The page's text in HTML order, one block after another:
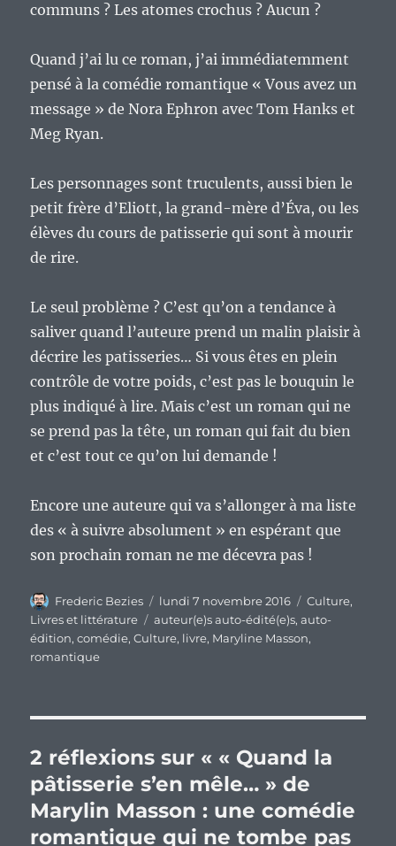
communs ? Les atomes crochus ? Aucun ?
Quand j’ai lu ce roman, j’ai immédiatemment
pensé à la comédie romantique « Vous avez un
message » de Nora Ephron avec Tom Hanks et
Meg Ryan.
Les personnages sont truculents, aussi bien le
petit frère d’Eliott, la grand-mère d’Éva, ou les
élèves du cours de patisserie qui sont à mourir
de rire.
Le seul problème ? C’est qu’on a tendance à
saliver quand l’auteure prend un malin plaisir à
décrire les patisseries… Si vous êtes en plein
contrôle de votre poids, c’est pas le bouquin le
plus indiqué à lire. Mais c’est un roman qui ne
se prend pas la tête, un roman qui fait du bien
et c’est tout ce qu’on lui demande !
Encore une auteure qui va s’allonger à ma liste
des « à suivre absolument » en espérant que
son prochain roman ne me décevra pas !
Auteur
Frederic Bezies
Publié
le
lundi 7 novembre 2016 Catégories
Culture,
Livres et littérature
Étiquettes
auteur(e)s auto-édité(e)s,auto-
édition,comédie,Culture, livre, Maryline Masson,
romantique
2 réflexions sur « « Quand la
pâtisserie s’en mêle… » de
Marylin Masson : une comédie
romantique qui ne tombe pas